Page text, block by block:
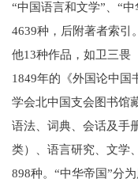
“中国语言和文学”、“
4639种，后附著者索引
他13种作品，如卫三畏
1849年的《外国论中国
学会北中国支会图书馆
语法、词典、会话及手
类）、语言研究、文学
898种。“中华帝国”分